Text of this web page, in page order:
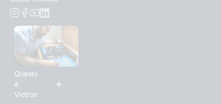
Questo
è
Victron